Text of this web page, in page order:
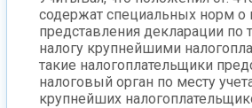
содержат специальных норм о
представления декларации по
налогу крупнейшими
такие налогоплательщики
налоговый орган по месту
крупнейших